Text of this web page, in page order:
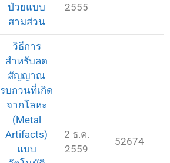
ป่วยแบบ
สามส่วน
2555
วิธีการ
สำหรับลด
สัญญาณ
รบกวนที่เกิด
จากโลหะ
(Metal
Artifacts)
แบบ
2 ธ.ค.
2559
52674